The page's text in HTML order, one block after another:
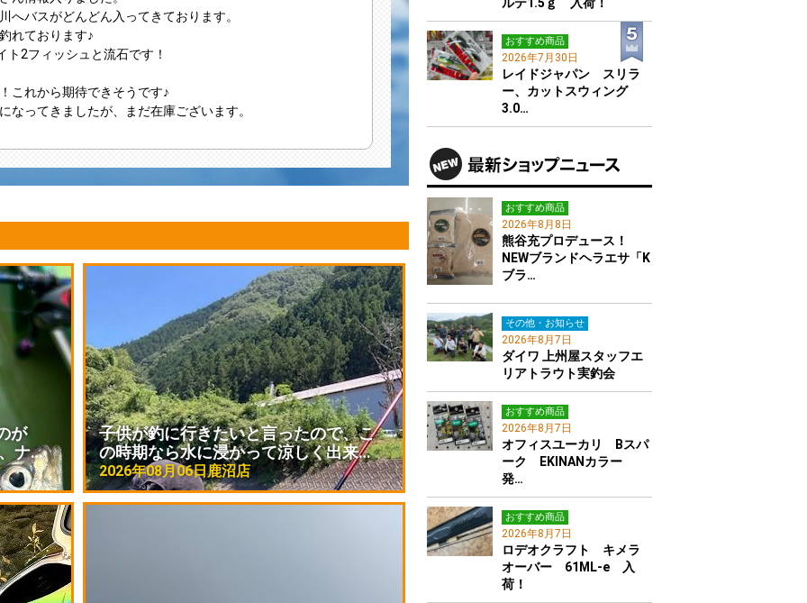
へバスがどんどん入ってきております。
れております♪
2フィッシュと流石です！
これから期待できそうです♪
なってきましたが、まだ在庫ございます。
が
ナ…
子供が釣に行きたいと言ったので、こ
の時期なら水に浸かって涼しく出来…
2026年08月06日鹿沼店
おすすめ商品
2026年7月30日
レイドジャパン スリラ
ー、カットスウィング
3.0…
おすすめ商品
2026年8月8日
熊谷充プロデュース！
NEWブランドヘラエサ「K
ブラ…
その他・お知らせ
2026年8月7日
ダイワ 上州屋スタッフエ
リアトラウト実釣会
おすすめ商品
2026年8月7日
オフィスユーカリ Bスパ
ーク EKINANカラー
発…
おすすめ商品
2026年8月7日
ロデオクラフト キメラ
オーバー 61ML-e 入
荷！